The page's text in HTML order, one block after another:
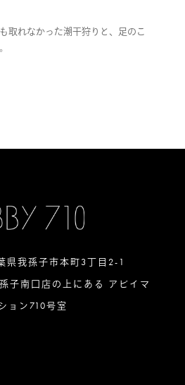
取れなかった潮干狩りと、足のこ
県我孫子市本町3丁目2-1
子南口店の上にある アビイマ
ョン710号室